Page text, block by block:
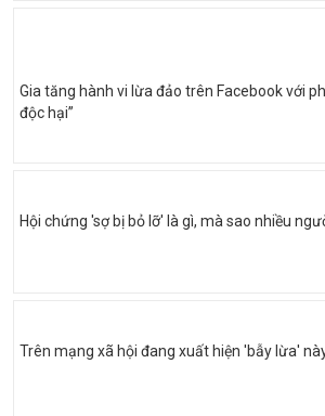
Gia tăng hành vi lừa đảo trên Facebook với
độc hại”
Hội chứng 'sợ bị bỏ lỡ' là gì, mà sao nhiều
Trên mạng xã hội đang xuất hiện 'bẫy lừa'